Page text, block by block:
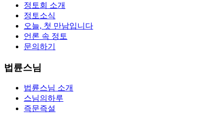
정토회 소개
정토소식
오늘, 첫 만남입니다
언론 속 정토
문의하기
법륜스님
법륜스님 소개
스님의하루
즉문즉설